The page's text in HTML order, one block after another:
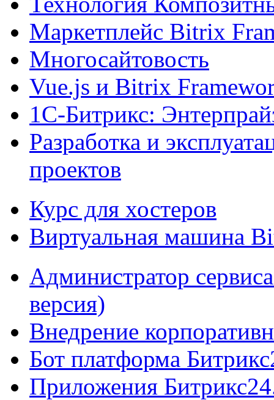
Маркетплейс Bitrix
Многосайтовость
Vue.js и Bitrix
1С-Битрикс:
Разработка и
проектов
Курс для хостеров
Виртуальная машина
Администратор
версия)
Внедрение
Бот платформа
Приложения